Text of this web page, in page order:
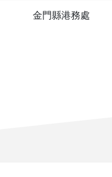
金門縣港務處